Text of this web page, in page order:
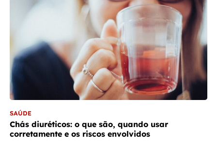
SAÚDE
Chás diuréticos: o que são, quando usar
corretamente e os riscos envolvidos